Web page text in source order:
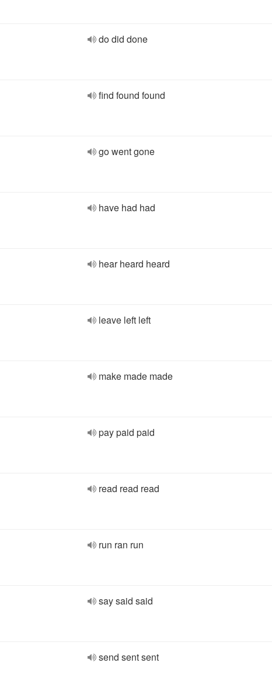
do did done
find found found
go went gone
have had had
hear heard heard
leave left left
make made made
pay paid paid
read read read
run ran run
say said said
send sent sent